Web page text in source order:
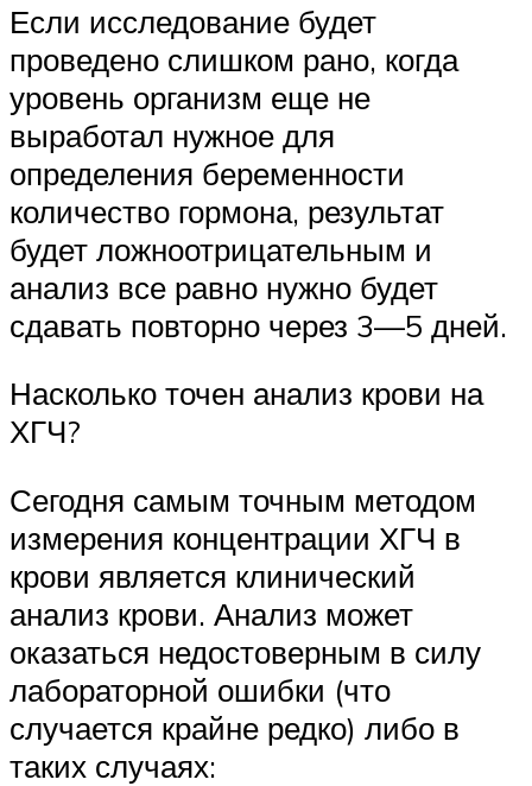
Если исследование будет
проведено слишком рано, когда
уровень организм еще не
выработал нужное для
определения беременности
количество гормона, результат
будет ложноотрицательным и
анализ все равно нужно будет
сдавать повторно через 3—5 дней.
Насколько точен анализ крови на
ХГЧ?
Сегодня самым точным методом
измерения концентрации ХГЧ в
крови является клинический
анализ крови. Анализ может
оказаться недостоверным в силу
лабораторной ошибки (что
случается крайне редко) либо в
таких случаях: